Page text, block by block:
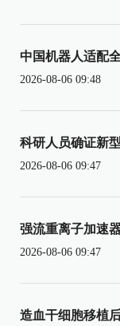
中国机器人适配
2026-08-06 09:48
科研人员确证新
2026-08-06 09:47
强流重离子加速
2026-08-06 09:47
造血干细胞移植